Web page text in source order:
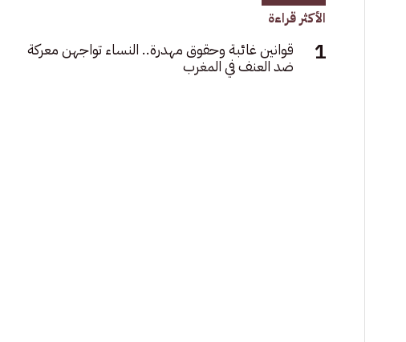
الأكثر قراءة
قوانين غائبة وحقوق مهدرة.. النساء تواجهن معركة
ضد العنف في المغرب